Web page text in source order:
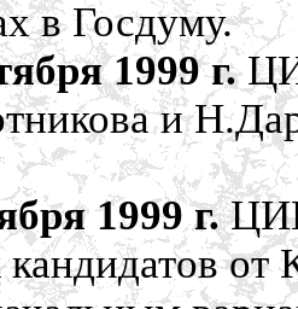
в Госдуму.
1999 г.
и
1999 г.
кандидатов